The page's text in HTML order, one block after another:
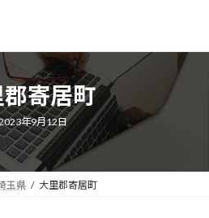
郡寄居町
更
年9月12日
玉県 大里郡寄居町